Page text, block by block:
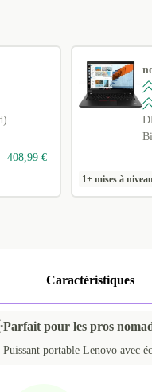
408,99 €
1+ mises à
Caractéristiques
Parfait pour les pros
Puissant portable Lenovo avec